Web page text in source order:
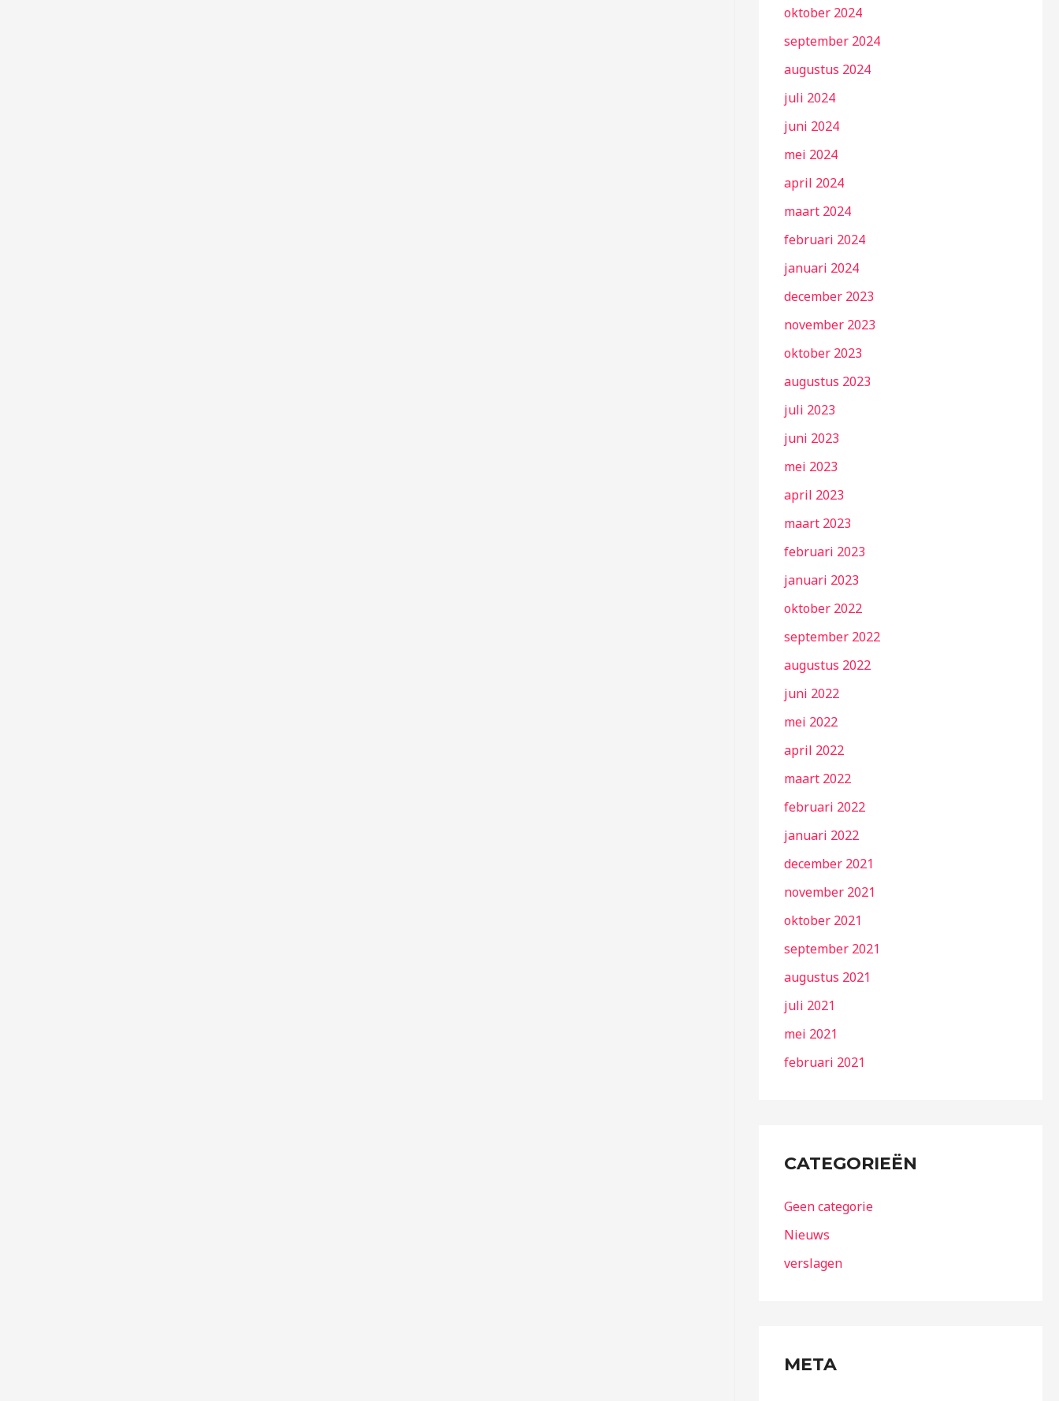
oktober 2024
september 2024
augustus 2024
juli 2024
juni 2024
mei 2024
april 2024
maart 2024
februari 2024
januari 2024
december 2023
november 2023
oktober 2023
augustus 2023
juli 2023
juni 2023
mei 2023
april 2023
maart 2023
februari 2023
januari 2023
oktober 2022
september 2022
augustus 2022
juni 2022
mei 2022
april 2022
maart 2022
februari 2022
januari 2022
december 2021
november 2021
oktober 2021
september 2021
augustus 2021
juli 2021
mei 2021
februari 2021
CATEGORIEËN
Geen categorie
Nieuws
verslagen
META